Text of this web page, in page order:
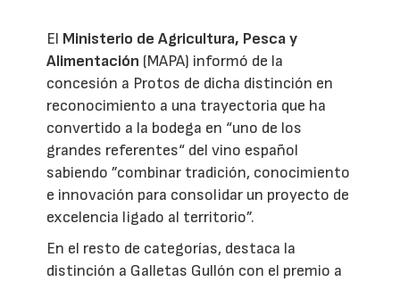
El Ministerio de Agricultura, Pesca y
Alimentación (MAPA) informó de la
concesión a Protos de dicha distinción en
reconocimiento a una trayectoria que ha
convertido a la bodega en “uno de los
grandes referentes“ del vino español
sabiendo ”combinar tradición, conocimiento
e innovación para consolidar un proyecto de
excelencia ligado al territorio”.
En el resto de categorías, destaca la
distinción a Galletas Gullón con el premio a